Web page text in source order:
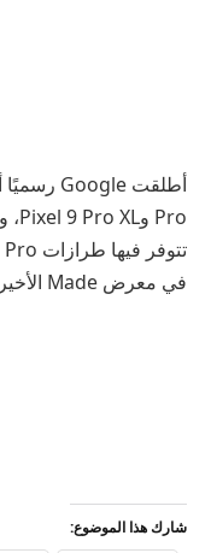
في معرض Made الأخير
شارك هذا الموضوع: